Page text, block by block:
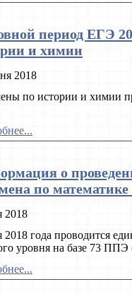
период ЕГЭ
и химии
2018
по истории и химии
о
по математике
2018
2018 года проводится
уровня на базе 73